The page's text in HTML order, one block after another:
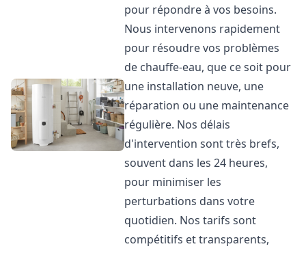
pour répondre à vos besoins.
Nous intervenons rapidement
pour résoudre vos problèmes
de chauffe-eau, que ce soit pour
une installation neuve, une
réparation ou une maintenance
régulière. Nos délais
d'intervention sont très brefs,
souvent dans les 24 heures,
pour minimiser les
perturbations dans votre
quotidien. Nos tarifs sont
compétitifs et transparents,